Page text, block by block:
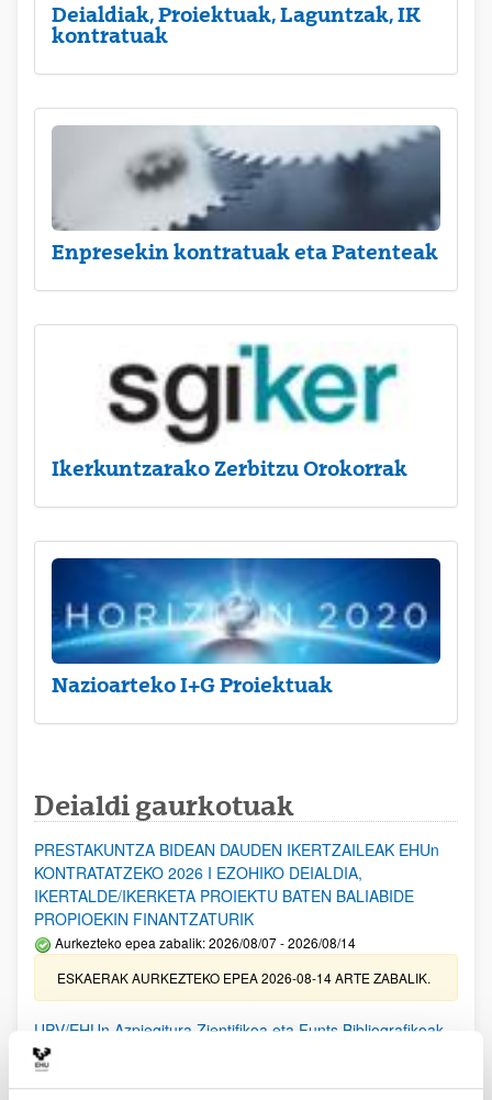
Deialdiak, Proiektuak, Laguntzak, IK
kontratuak
Enpresekin kontratuak eta Patenteak
Ikerkuntzarako Zerbitzu Orokorrak
Nazioarteko I+G Proiektuak
Deialdi gaurkotuak
PRESTAKUNTZA BIDEAN DAUDEN IKERTZAILEAK EHUn
KONTRATATZEKO 2026 I EZOHIKO DEIALDIA,
IKERTALDE/IKERKETA PROIEKTU BATEN BALIABIDE
PROPIOEKIN FINANTZATURIK
Aurkezteko epea zabalik: 2026/08/07 - 2026/08/14
ESKAERAK AURKEZTEKO EPEA 2026-08-14 ARTE ZABALIK.
UPV/EHUn Azpiegitura Zientifikoa eta Funts Bibliografikoak
erosi eta berritzeko laguntzak 2026